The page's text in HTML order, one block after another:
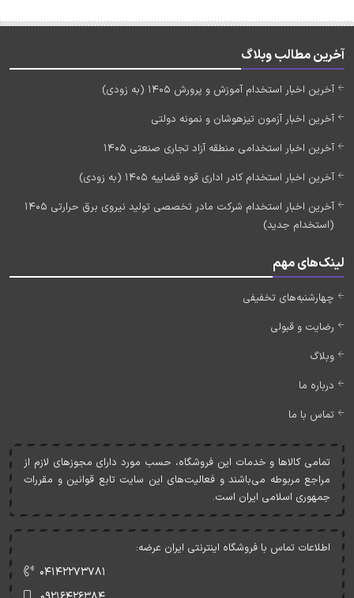
آخرین مطالب وبلاگ
آخرین اخبار استخدام آموزش و پرورش 1405 (به زودی)
آخرین اخبار آزمون تیزهوشان و نمونه دولتی
آخرین اخبار استخدامی منطقه آزاد تجاری صنعتی 1405
آخرین اخبار استخدام کادر اداری قوه قضاییه 1405 (به زودی)
آخرین اخبار استخدام شرکت مادر تخصصی تولید نیروی برق حرارتی 1405
(استخدام جدید)
لینک‌های مهم
چهارشنبه‌های تخفیفی
رضایت و قبولی
وبلاگ
درباره ما
تماس با ما
تمامی کالاها و خدمات اين فروشگاه، حسب مورد دارای مجوزهای لازم از
مراجع مربوطه می‌باشند و فعاليت‌های اين سايت تابع قوانين و مقررات
جمهوری اسلامی ايران است.
اطلاعات تماس با فروشگاه اینترنتی ایران عرضه:
۰۴۱۴۲۲۷۳۷۸۱